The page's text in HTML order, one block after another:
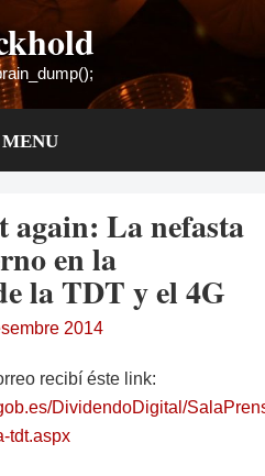
MENU
again: La nefasta
en la
la TDT y el 4G
2014
recibí éste link:
DividendoDigital/
tdt.aspx